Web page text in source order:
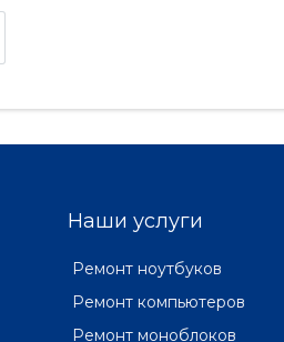
геймерами.
модель является
и обещает
Наши услуги
Ремонт ноутбуков
Ремонт компьютеров
Ремонт моноблоков